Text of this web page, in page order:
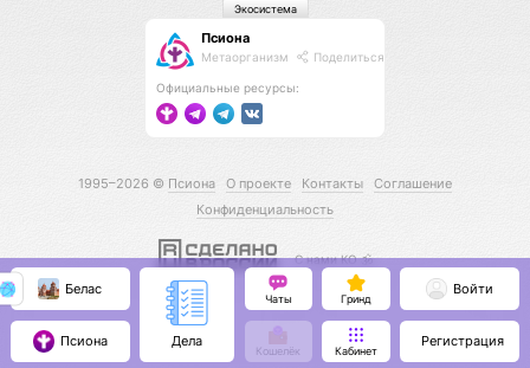
Псиона
Метаорганизм Поделиться
Официальные ресурсы:
Экосистема
1995–2026 © Псиона О проекте Контакты
Соглашение
Конфиденциальность
С нами КО 🕉️
Белас
Псиона Дела
Чаты Гринд
Кошелёк Кабинет
Войти
Регистрация